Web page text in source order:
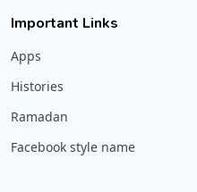
Important Links
Apps
Histories
Ramadan
Facebook style name